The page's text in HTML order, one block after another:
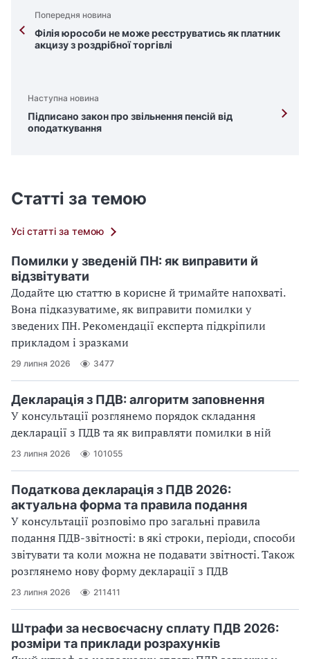
Попередня новина
Філія юрособи не може реєструватись як платник
акцизу з роздрібної торгівлі
Наступна новина
Підписано закон про звільнення пенсій від
оподаткування
Статті за темою
Усі статті за темою
Помилки у зведеній ПН: як виправити й
відзвітувати
Додайте цю статтю в корисне й тримайте напохваті.
Вона підказуватиме, як виправити помилки у
зведених ПН. Рекомендації експерта підкріпили
прикладом і зразками
29 липня 2026 3477
Декларація з ПДВ: алгоритм заповнення
У консультації розглянемо порядок складання
декларації з ПДВ та як виправляти помилки в ній
23 липня 2026 101055
Податкова декларація з ПДВ 2026:
актуальна форма та правила подання
У консультації розповімо про загальні правила
подання ПДВ-звітності: в які строки, періоди, способи
звітувати та коли можна не подавати звітності. Також
розглянемо нову форму декларації з ПДВ
23 липня 2026 211411
Штрафи за несвоєчасну сплату ПДВ 2026:
розміри та приклади розрахунків